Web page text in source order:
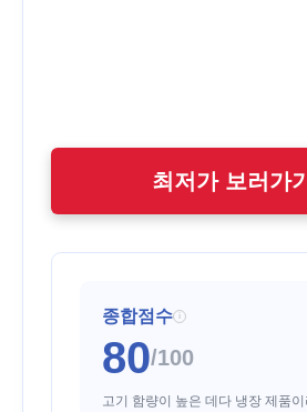
최저가 보러가기
종합점수 i
80/100
고기 함량이 높은 데다 냉장 제품